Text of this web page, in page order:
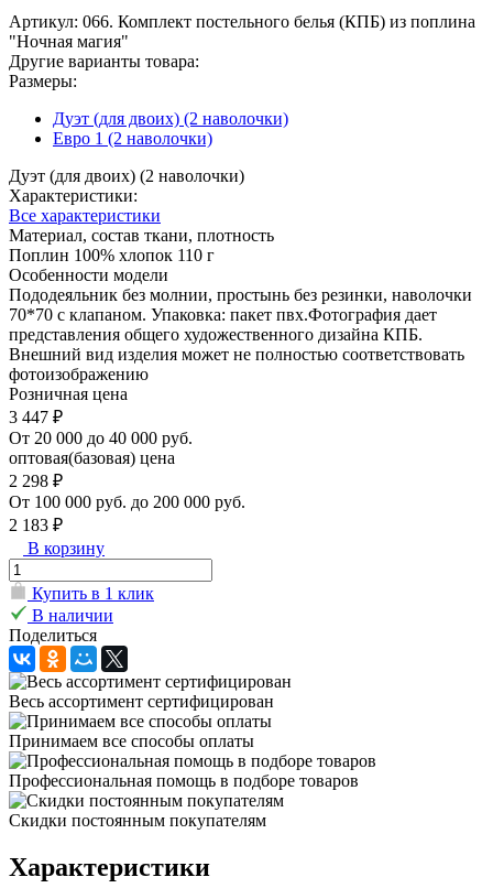
Артикул: 066. Комплект постельного белья (КПБ) из поплина
"Ночная магия"
Другие варианты товара:
Размеры:
Дуэт (для двоих) (2 наволочки)
Евро 1 (2 наволочки)
Дуэт (для двоих) (2 наволочки)
Характеристики:
Все характеристики
Материал, состав ткани, плотность
Поплин 100% хлопок 110 г
Особенности модели
Пододеяльник без молнии, простынь без резинки, наволочки
70*70 с клапаном. Упаковка: пакет пвх.Фотография дает
представления общего художественного дизайна КПБ.
Внешний вид изделия может не полностью соответствовать
фотоизображению
Розничная цена
3 447 ₽
От 20 000 до 40 000 руб.
оптовая(базовая) цена
2 298 ₽
От 100 000 руб. до 200 000 руб.
2 183 ₽
В корзину
Купить в 1 клик
В наличии
Поделиться
Весь ассортимент сертифицирован
Принимаем все способы оплаты
Профессиональная помощь в подборе товаров
Скидки постоянным покупателям
Характеристики